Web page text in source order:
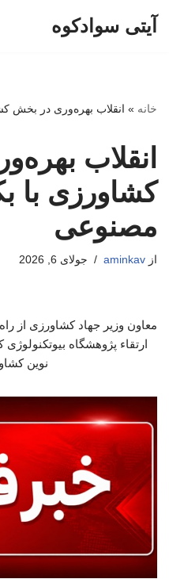
آیتی سوادکوه
خانه » انقلاب بهره‌وری در بخش
انقلاب
کشاورزی با
مصنوعی
از aminkav جولای 6, 2026
معاون وزیر جهاد کشاورزی از
ارتقاء پژوهشگاه
نوین